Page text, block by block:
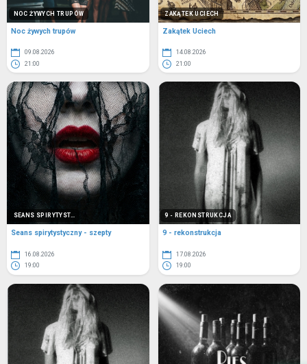
NOC ŻYWYCH TRUPÓW
Noc żywych trupów
09.08.2026
21:00
ZAKĄTEK UCIECH
Zakątek Uciech
14.08.2026
21:00
SEANS SPIRYTYST...
Seans spirytystyczny - szepty
16.08.2026
19:00
9 - REKONSTRUKCJA
9 - rekonstrukcja
17.08.2026
19:00